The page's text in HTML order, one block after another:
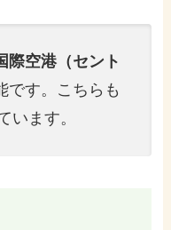
際空港（セント
です。こちらも
います。